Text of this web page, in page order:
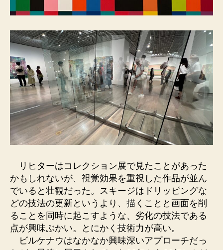
リヒターはコレクション展で見たことがあった
かもしれないが、視覚効果を重視した作品が並ん
でいると壮観だった。スキージはドリッピングな
どの技法の更新というより、描くことと画面を削
ることを同時に起こすような、劣化の技法である
点が興味ぶかい。とにかく技術力が高い。
ビルケナウはなかなか興味深いアプローチだっ